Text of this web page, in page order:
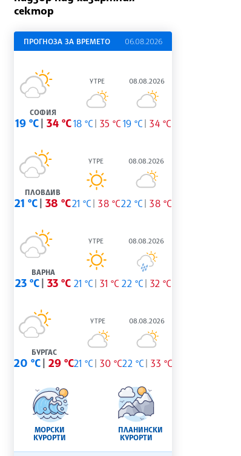
сектор
ПРОГНОЗА ЗА ВРЕМЕТО 06.08.2026
СОФИЯ
19 °C 34 °C
УТРЕ
18 °C 35 °C
08.08.2026
19 °C 34 °C
ПЛОВДИВ
21 °C 38 °C
УТРЕ
21 °C 38 °C
08.08.2026
22 °C 38 °C
ВАРНА
23 °C 33 °C
УТРЕ
21 °C 31 °C
08.08.2026
22 °C 32 °C
БУРГАС
20 °C 29 °C
УТРЕ
21 °C 30 °C
08.08.2026
22 °C 33 °C
МОРСКИ
КУРОРТИ
ПЛАНИНСКИ
КУРОРТИ